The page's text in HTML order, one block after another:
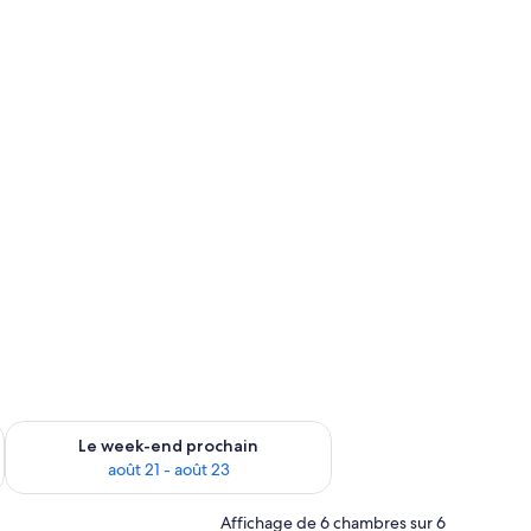
août 14 - août 16
Le week-end prochain
août 21 - août 23
Vérifier la disponibilité pour le week-end prochain août 21 -
Affichage de 6 chambres sur 6